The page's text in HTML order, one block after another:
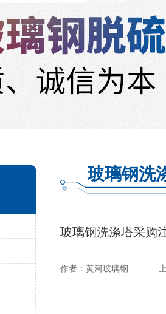
玻璃钢洗
玻璃钢洗涤塔采购
作者： 黄河玻璃钢